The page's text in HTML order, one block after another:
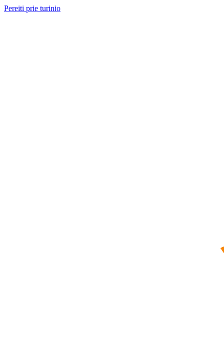
Pereiti prie turinio